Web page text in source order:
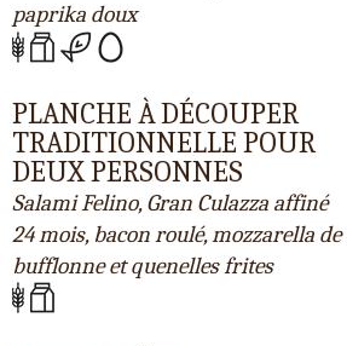
paprika doux
PLANCHE À DÉCOUPER
TRADITIONNELLE POUR
DEUX PERSONNES
Salami Felino, Gran Culazza affiné
24 mois, bacon roulé, mozzarella de
bufflonne et quenelles frites